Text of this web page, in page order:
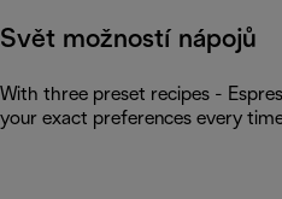
Svět možností nápojů
With three preset recipes -
your exact preferences every